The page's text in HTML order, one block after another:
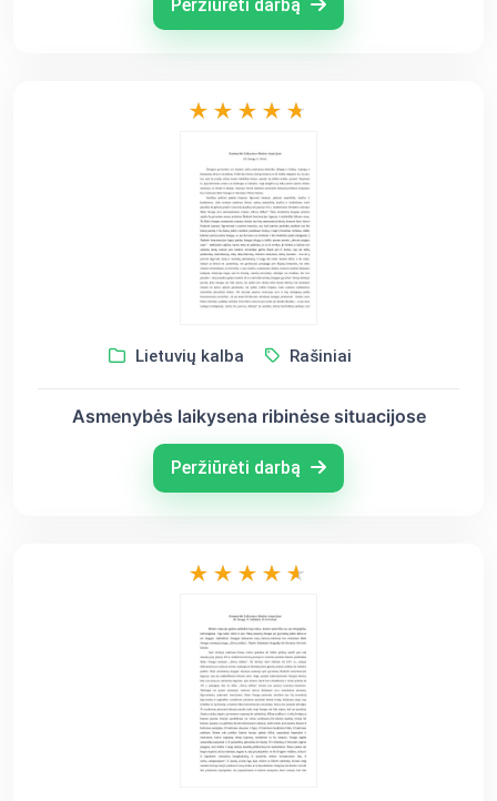
Peržiūrėti darbą
Lietuvių kalba Rašiniai
Asmenybės laikysena ribinėse situacijose
Peržiūrėti darbą